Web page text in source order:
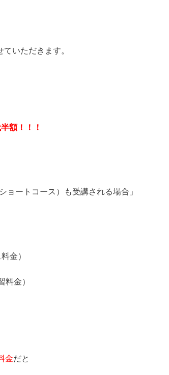
いただきます。
額！！！
ョートコース）も受講される場合」
金）
料金）
金だと